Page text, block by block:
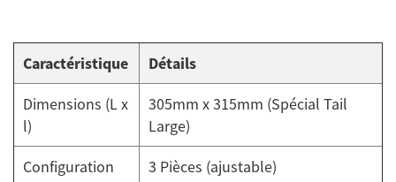
Caractéristique
Détails
Dimensions (L x
l)
305mm x 315mm (Spécial Tail
Large)
Configuration
3 Pièces (ajustable)